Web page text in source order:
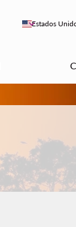
Estados
keyboard_arrow_down